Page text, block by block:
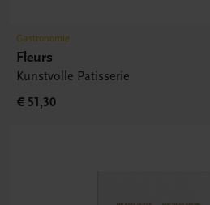
Gastronomie
Fleurs
Kunstvolle Patisserie
€ 51,30